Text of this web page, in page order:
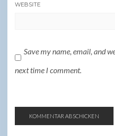
WEBSITE
Save my name, email, and
next time I comment.